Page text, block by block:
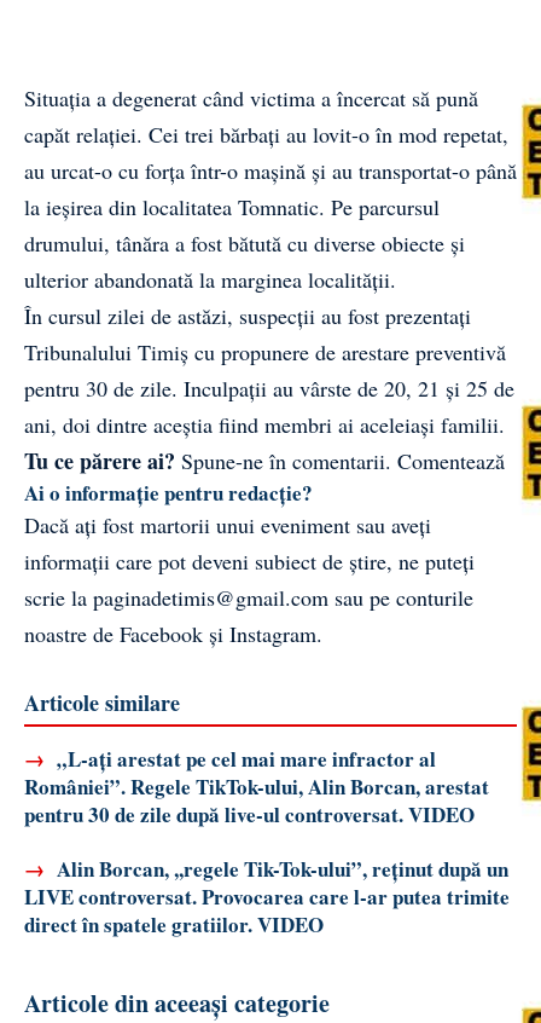
Situația a degenerat când victima a încercat să pună
capăt relației. Cei trei bărbați au lovit-o în mod repetat,
au urcat-o cu forța într-o mașină și au transportat-o până
la ieșirea din localitatea Tomnatic. Pe parcursul
drumului, tânăra a fost bătută cu diverse obiecte și
ulterior abandonată la marginea localității.
În cursul zilei de astăzi, suspecții au fost prezentați
Tribunalului Timiș cu propunere de arestare preventivă
pentru 30 de zile. Inculpații au vârste de 20, 21 și 25 de
ani, doi dintre aceștia fiind membri ai aceleiași familii.
Tu ce părere ai? Spune-ne în comentarii. Comentează
Ai o informație pentru redacție?
Dacă ați fost martorii unui eveniment sau aveți
informații care pot deveni subiect de știre, ne puteți
scrie la paginadetimis@gmail.com sau pe conturile
noastre de Facebook și Instagram.
Articole similare
→ „L-ați arestat pe cel mai mare infractor al
României”. Regele TikTok-ului, Alin Borcan, arestat
pentru 30 de zile după live-ul controversat. VIDEO
→ Alin Borcan, ,,regele Tik-Tok-ului”, reținut după un
LIVE controversat. Provocarea care l-ar putea trimite
direct în spatele gratiilor. VIDEO
Articole din aceeași categorie